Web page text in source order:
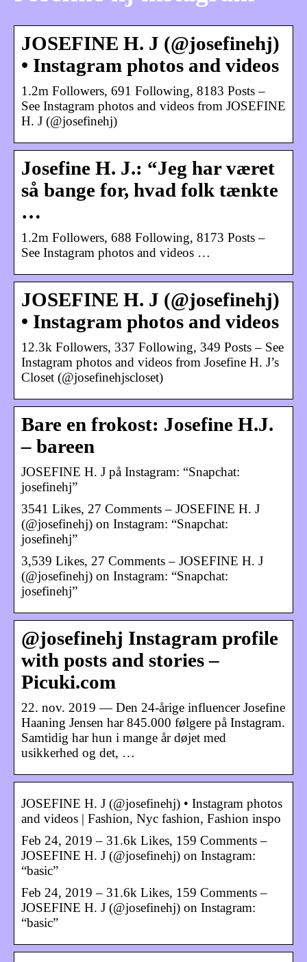
JOSEFINE H. J (@josefinehj)
• Instagram photos and videos
1.2m Followers, 691 Following, 8183 Posts –
See Instagram photos and videos from JOSEFINE
H. J (@josefinehj)
Josefine H. J.: “Jeg har været
så bange for, hvad folk tænkte
…
1.2m Followers, 688 Following, 8173 Posts –
See Instagram photos and videos …
JOSEFINE H. J (@josefinehj)
• Instagram photos and videos
12.3k Followers, 337 Following, 349 Posts – See
Instagram photos and videos from Josefine H. J’s
Closet (@josefinehjscloset)
Bare en frokost: Josefine H.J.
– bareen
JOSEFINE H. J på Instagram: “Snapchat:
josefinehj”
3541 Likes, 27 Comments – JOSEFINE H. J
(@josefinehj) on Instagram: “Snapchat:
josefinehj”
3,539 Likes, 27 Comments – JOSEFINE H. J
(@josefinehj) on Instagram: “Snapchat:
josefinehj”
@josefinehj Instagram profile
with posts and stories –
Picuki.com
22. nov. 2019 — Den 24-årige influencer Josefine
Haaning Jensen har 845.000 følgere på Instagram.
Samtidig har hun i mange år døjet med
usikkerhed og det, …
JOSEFINE H. J (@josefinehj) • Instagram photos
and videos | Fashion, Nyc fashion, Fashion inspo
Feb 24, 2019 – 31.6k Likes, 159 Comments –
JOSEFINE H. J (@josefinehj) on Instagram:
“basic”
Feb 24, 2019 – 31.6k Likes, 159 Comments –
JOSEFINE H. J (@josefinehj) on Instagram:
“basic”